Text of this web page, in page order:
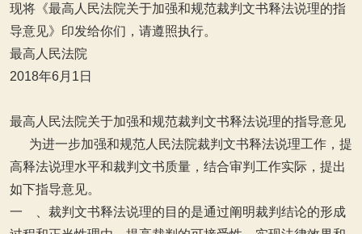
现将《最高人民法院关于加强和规范裁判文书释法说理的指
导意见》印发给你们，请遵照执行。
最高人民法院
2018年6月1日
最高人民法院关于加强和规范裁判文书释法说理的指导意见
为进一步加强和规范人民法院裁判文书释法说理工作，提
高释法说理水平和裁判文书质量，结合审判工作实际，提出
如下指导意见。
一 、裁判文书释法说理的目的是通过阐明裁判结论的形成